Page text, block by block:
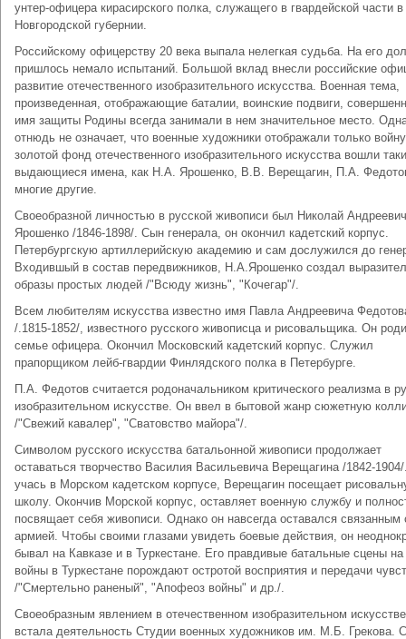
унтер-офицера кирасирского полка, служащего в гвардейской части в
Новгородской губернии.
Российскому офицерству 20 века выпала нелегкая судьба. На его
пришлось немало испытаний. Большой вклад внесли российские
развитие отечественного изобразительного искусства. Военная тема,
произведенная, отображающие баталии, воинские подвиги,
имя защиты Родины всегда занимали в нем значительное место.
отнюдь не означает, что военные художники отображали только
золотой фонд отечественного изобразительного искусства вошли
выдающиеся имена, как Н.А. Ярошенко, В.В. Верещагин, П.А.
многие другие.
Своеобразной личностью в русской живописи был Николай Андреевич
Ярошенко /1846-1898/. Сын генерала, он окончил кадетский корпус.
Петербургскую артиллерийскую академию и сам дослужился до
Входившый в состав передвижников, Н.А.Ярошенко создал
образы простых людей /"Всюду жизнь", "Кочегар"/.
Всем любителям искусства известно имя Павла Андреевича
/.1815-1852/, известного русского живописца и рисовальщика. Он
семье офицера. Окончил Московский кадетский корпус. Служил
прапорщиком лейб-гвардии Финлядского полка в Петербурге.
П.А. Федотов считается родоначальником критического реализма в
изобразительном искусстве. Он ввел в бытовой жанр сюжетную
/"Свежий кавалер", "Сватовство майора"/.
Символом русского искусства батальонной живописи продолжает
оставаться творчество Василия Васильевича Верещагина /1842-
учась в Морском кадетском корпусе, Верещагин посещает
школу. Окончив Морской корпус, оставляет военную службу и
посвящает себя живописи. Однако он навсегда оставался связанным
армией. Чтобы своими глазами увидеть боевые действия, он
бывал на Кавказе и в Туркестане. Его правдивые батальные сцены
войны в Туркестане порождают остротой восприятия и передачи
/"Смертельно раненый", "Апофеоз войны" и др./.
Своеобразным явлением в отечественном изобразительном искусстве
встала деятельность Студии военных художников им. М.Б. Грекова.